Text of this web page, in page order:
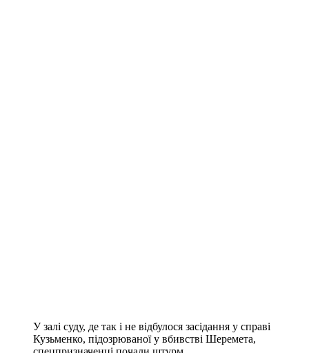
У залі суду, де так і не відбулося засідання у справі
Кузьменко, підозрюваної у вбивстві Шеремета,